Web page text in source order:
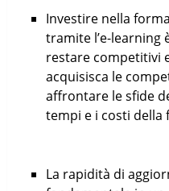
Investire nella
tramite l’e-learning
restare competitivi
acquisisca le
affrontare le sfide
tempi e i costi della
La rapidità di